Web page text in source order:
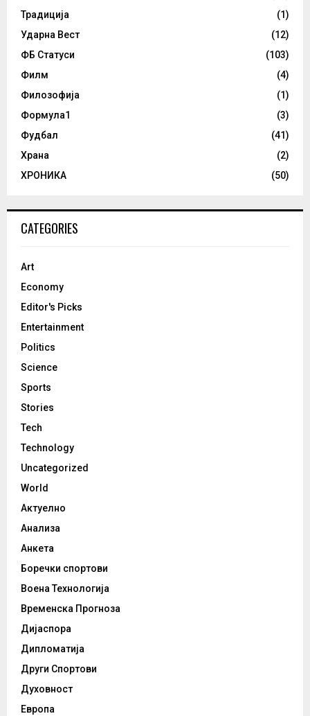
Традиција
(1)
Ударна Вест
(12)
ФБ Статуси
(103)
Филм
(4)
Филозофија
(1)
Формула1
(3)
Фудбал
(41)
Храна
(2)
ХРОНИКА
(50)
CATEGORIES
Art
Economy
Editor's Picks
Entertainment
Politics
Science
Sports
Stories
Tech
Technology
Uncategorized
World
Актуелно
Анализа
Анкета
Боречки спортови
Воена Технологија
Временска Прогноза
Дијаспора
Дипломатија
Други Спортови
Духовност
Европа